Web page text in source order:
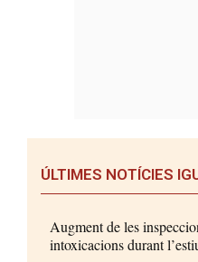
ÚLTIMES NOTÍCIES
Augment de les
intoxicacions durant